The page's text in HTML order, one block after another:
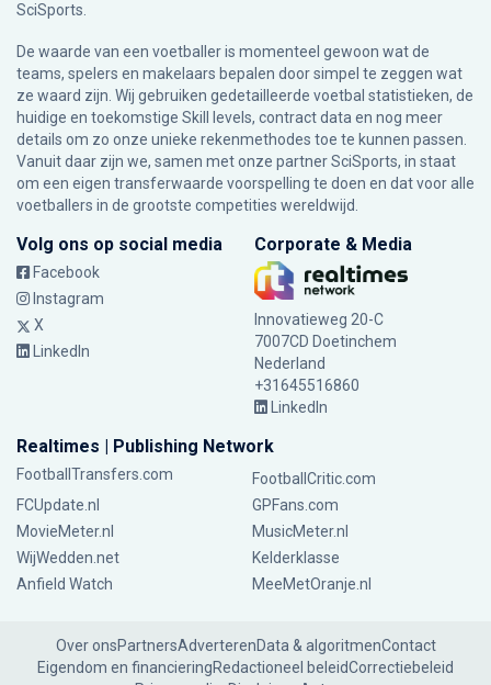
SciSports
De waarde van een voetballer is momenteel gewoon wat de
teams, spelers en makelaars bepalen door simpel te zeggen wat
ze waard zijn. Wij gebruiken gedetailleerde voetbal statistieken, de
huidige en toekomstige Skill levels, contract data en nog meer
details om zo onze unieke rekenmethodes toe te kunnen passen.
Vanuit daar zijn we, samen met onze partner SciSports, in staat
om een eigen transferwaarde voorspelling te doen en dat voor alle
voetballers in de grootste competities wereldwijd.
Volg ons op social media
Facebook
Instagram
X
LinkedIn
Corporate & Media
Innovatieweg 20-C
7007CD Doetinchem
Nederland
+31645516860
LinkedIn
Realtimes | Publishing Network
FootballTransfers.com
FootballCritic.com
FCUpdate.nl
GPFans.com
MovieMeter.nl
MusicMeter.nl
WijWedden.net
Kelderklasse
Anfield Watch
MeeMetOranje.nl
Over onsPartnersAdverterenData & algoritmenContact
Eigendom en financieringRedactioneel beleidCorrectiebeleid